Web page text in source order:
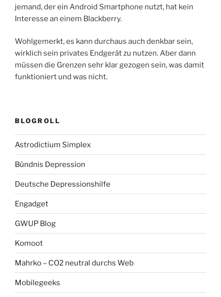
jemand, der ein Android Smartphone nutzt, hat kein
Interesse an einem Blackberry.
Wohlgemerkt, es kann durchaus auch denkbar sein,
wirklich sein privates Endgerät zu nutzen. Aber dann
müssen die Grenzen sehr klar gezogen sein, was damit
funktioniert und was nicht.
BLOGROLL
Astrodictium Simplex
Bündnis Depression
Deutsche Depressionshilfe
Engadget
GWUP Blog
Komoot
Mahrko – CO2 neutral durchs Web
Mobilegeeks